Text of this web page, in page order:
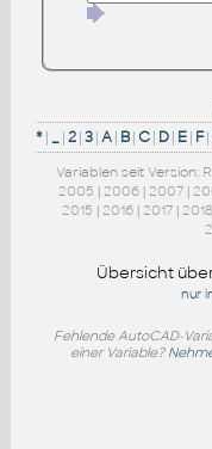
*| _|2|3|A| B|C| D| E| F|
Variablen seit Version:
2005 | 2006| 2007|
2015 | 2016| 2017| 2018
Übersicht
nur
Fehlende AutoCAD-
einer Variable?